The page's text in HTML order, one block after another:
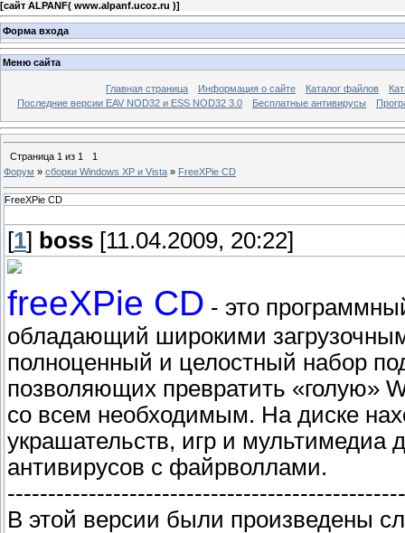
[сайт ALPANF( www.alpanf.ucoz.ru )]
Форма входа
Меню сайта
Главная страница Информация о сайте Каталог файлов
Последние версии EAV NOD32 и ESS NOD32 3.0
Бесплатные антивирусы
Страница 1 из 1
1
Форум » сборки Windows XP и Vista » FreeXPie CD
FreeXPie CD
[1] boss [11.04.2009, 20:22]
freeXPie CD - это
обладающий широкими
полноценный и целостный набор
позволяющих превратить «голую»
со всем необходимым. На диске
украшательств, игр и
антивирусов с файрволлами.
В этой версии были произведены